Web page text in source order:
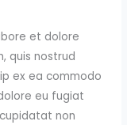
et dolore
quis nostrud
ex ea commodo
eu fugiat
non